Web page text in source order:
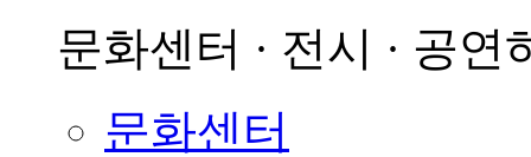
문화센터 · 전시 · 공연
문화센터